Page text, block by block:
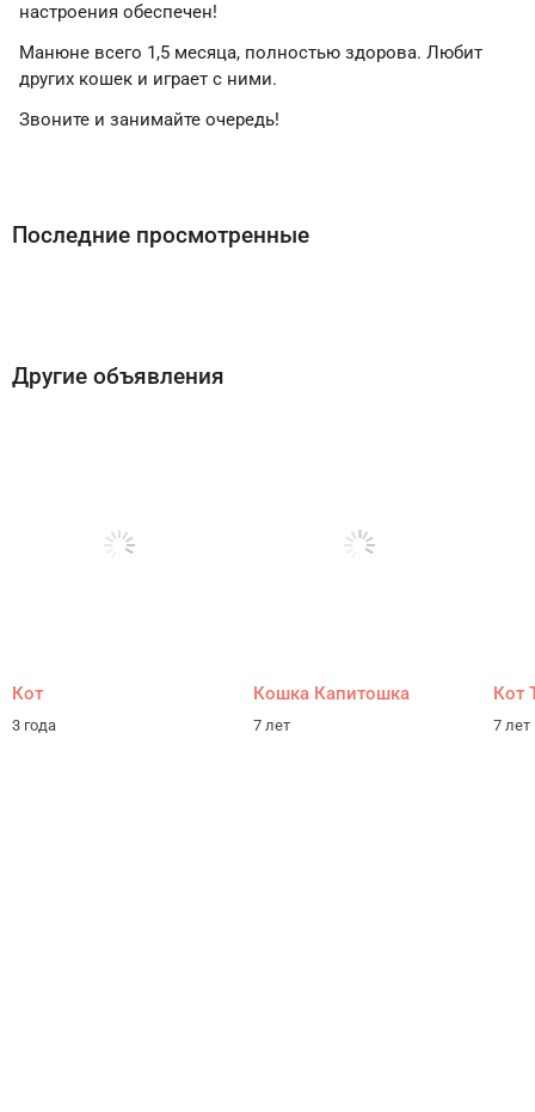
настроения обеспечен!
Манюне всего 1,5 месяца, полностью здорова. Любит
других кошек и играет с ними.
Звоните и занимайте очередь!
Последние просмотренные
Другие объявления
Кот
3 года
Кошка Капитошка
7 лет
Кот
7 лет